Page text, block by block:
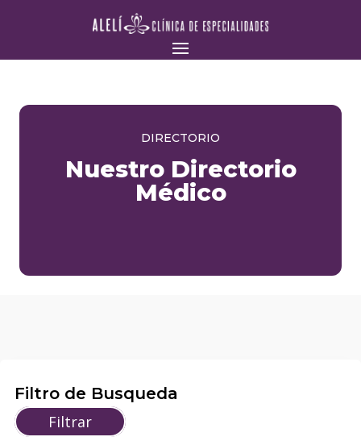
DIRECTORIO
Nuestro Directorio
Médico
Filtro de Busqueda
Filtrar